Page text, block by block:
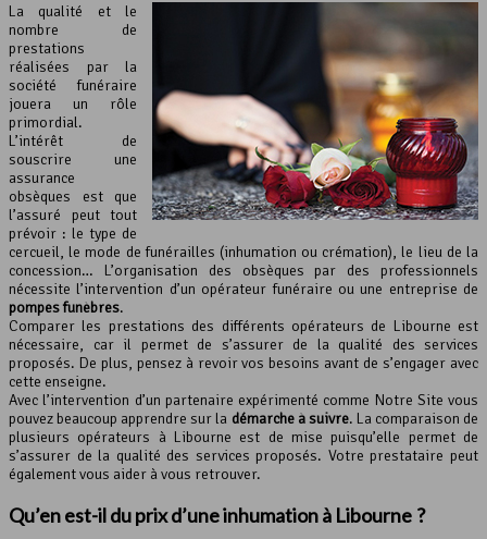
La qualité et le
nombre de
prestations
réalisées par la
société funéraire
jouera un rôle
primordial.
L’intérêt de
souscrire une
assurance
obsèques est que
l’assuré peut tout
prévoir : le type de
cercueil, le mode de funérailles (inhumation ou crémation), le lieu de la
concession… L’organisation des obsèques par des professionnels
nécessite l’intervention d’un opérateur funéraire ou une entreprise de
pompes funèbres.
Comparer les prestations des différents opérateurs de Libourne est
nécessaire, car il permet de s’assurer de la qualité des services
proposés. De plus, pensez à revoir vos besoins avant de s’engager avec
cette enseigne.
Avec l’intervention d’un partenaire expérimenté comme Notre Site vous
pouvez beaucoup apprendre sur la démarche à suivre. La comparaison de
plusieurs opérateurs à Libourne est de mise puisqu’elle permet de
s’assurer de la qualité des services proposés. Votre prestataire peut
également vous aider à vous retrouver.
Qu’en est-il du prix d’une inhumation à Libourne ?